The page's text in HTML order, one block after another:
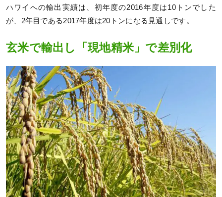
ハワイへの輸出実績は、初年度の2016年度は10トンでした
が、2年目である2017年度は20トンになる見通しです。
玄米で輸出し「現地精米」で差別化